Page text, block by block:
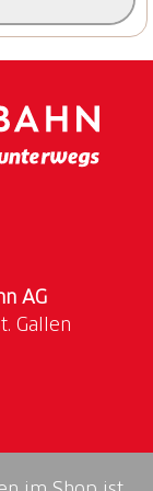
AG